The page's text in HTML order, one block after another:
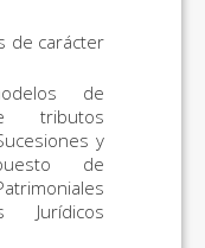
de carácter
de
tributos
y
de
Jurídicos